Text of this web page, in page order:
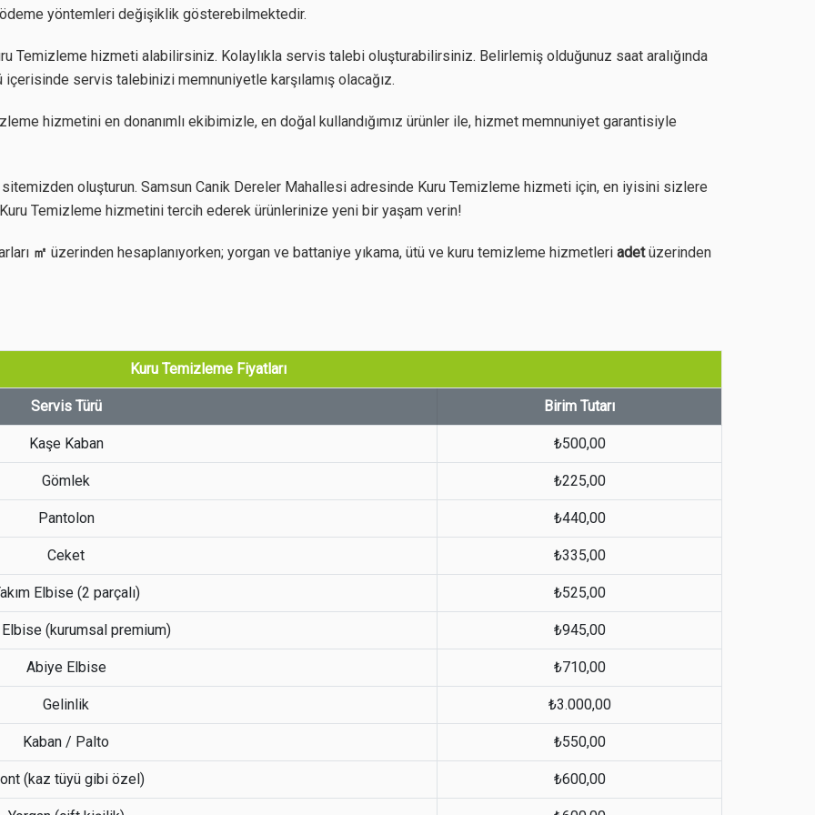
yöntemleri değişiklik gösterebilmektedir.
Temizleme hizmeti alabilirsiniz. Kolaylıkla servis talebi oluşturabilirsiniz. Belirlemiş olduğunuz saat aralığında
servis talebinizi memnuniyetle karşılamış olacağız.
hizmetini en donanımlı ekibimizle, en doğal kullandığımız ürünler ile, hizmet memnuniyet garantisiyle
oluşturun. Samsun Canik Dereler Mahallesi adresinde Kuru Temizleme hizmeti için, en iyisini sizlere
Temizleme hizmetini tercih ederek ürünlerinize yeni bir yaşam verin!
㎡ üzerinden hesaplanıyorken; yorgan ve battaniye yıkama, ütü ve kuru temizleme hizmetleri adetüzerinden
Kuru Temizleme Fiyatları
Servis Türü Birim Tutarı
Kaşe Kaban ₺500,00
Gömlek ₺225,00
Pantolon ₺440,00
Ceket ₺335,00
Elbise (2 parçalı) ₺525,00
Elbise (kurumsal premium) ₺945,00
Abiye Elbise ₺710,00
Gelinlik ₺3.000,00
Kaban / Palto ₺550,00
(kaz tüyü gibi özel) ₺600,00